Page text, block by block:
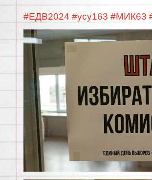
#ЕДВ2024 #усу163 #МИК63